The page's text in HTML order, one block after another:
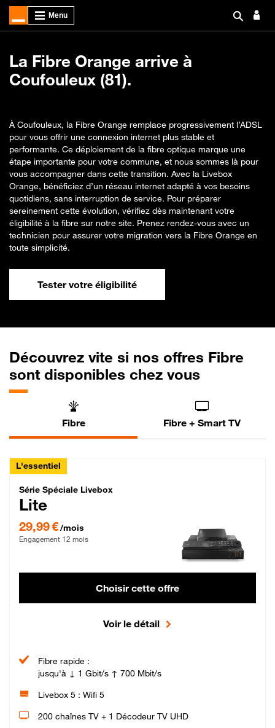
La Fibre Orange arrive à
Coufouleux (81).
À Coufouleux, la Fibre Orange remplace progressivement l’ADSL
pour vous offrir une connexion internet plus stable et
performante. Ce déploiement de la fibre optique marque une
étape importante pour votre commune, et nous sommes là pour
vous accompagner dans cette transition. Avec la Livebox
Orange, bénéficiez d’un réseau internet adapté à vos besoins
quotidiens, sans interruption de service. Pour préparer
sereinement cette évolution, vérifiez dès maintenant votre
éligibilité à la fibre sur notre site. Prenez rendez-vous avec un
technicien pour assurer votre migration vers la Fibre Orange en
toute simplicité.
Tester votre éligibilité
Découvrez vite si nos offres Fibre
sont disponibles chez vous
Fibre Fibre + Smart TV
L'essentiel
Série Spéciale Livebox Lite Fibre
Série Spéciale Livebox
Lite
29,99 €/mois
Engagement 12 mois
Choisir cette offre
Voir le détail
Fibre rapide :
jusqu'à ↓ 1 Gbit/s ↑ 700 Mbit/s
Livebox 5 : Wifi 5
200 chaînes TV + 1 Décodeur TV UHD